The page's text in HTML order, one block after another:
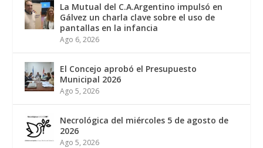
La Mutual del C.A.Argentino impulsó en
Gálvez un charla clave sobre el uso de
pantallas en la infancia
Ago 6, 2026
El Concejo aprobó el Presupuesto
Municipal 2026
Ago 5, 2026
Necrológica del miércoles 5 de agosto de
2026
Ago 5, 2026